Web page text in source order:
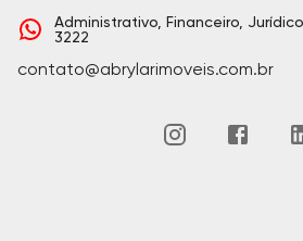
Administrativo, Financeiro,
3222
contato@abrylarimoveis.com.br